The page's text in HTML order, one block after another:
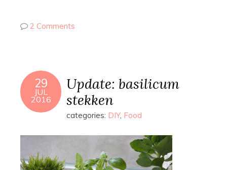
2 Comments
29
JUL
2016
Update: basilicum
stekken
categories: DIY, Food